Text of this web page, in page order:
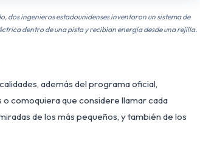
dos ingenieros estadounidenses inventaron un sistema de
dentro de una pista y recibían energía desde una rejilla.
además del programa oficial,
comoquiera que considere llamar cada
de los más pequeños, y también de los